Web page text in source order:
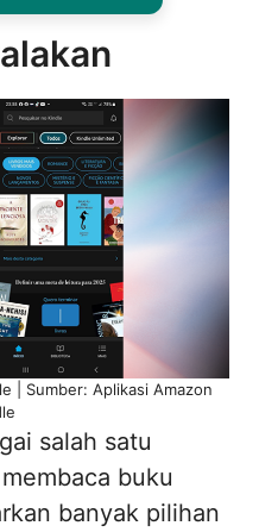
| Sumber: Aplikasi Amazon
salah satu
buku
banyak pilihan